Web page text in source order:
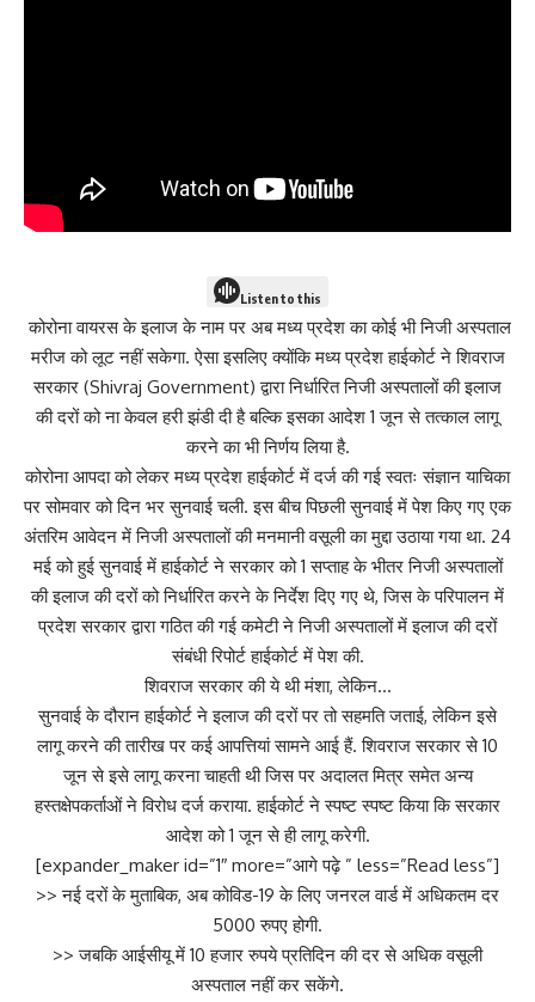
Listen to this
कोरोना वायरस के इलाज के नाम पर अब मध्‍य प्रदेश का कोई भी निजी अस्पताल
मरीज को लूट नहीं सकेगा. ऐसा इसलिए क्योंकि मध्य प्रदेश हाईकोर्ट ने शिवराज
सरकार (Shivraj Government) द्वारा निर्धारित निजी अस्पतालों की इलाज
की दरों को ना केवल हरी झंडी दी है बल्कि इसका आदेश 1 जून से तत्काल लागू
करने का भी निर्णय लिया है.
कोरोना आपदा को लेकर मध्य प्रदेश हाईकोर्ट में दर्ज की गई स्वतः संज्ञान याचिका
पर सोमवार को दिन भर सुनवाई चली. इस बीच पिछली सुनवाई में पेश किए गए एक
अंतरिम आवेदन में निजी अस्पतालों की मनमानी वसूली का मुद्दा उठाया गया था. 24
मई को हुई सुनवाई में हाईकोर्ट ने सरकार को 1 सप्ताह के भीतर निजी अस्पतालों
की इलाज की दरों को निर्धारित करने के निर्देश दिए गए थे, जिस के परिपालन में
प्रदेश सरकार द्वारा गठित की गई कमेटी ने निजी अस्पतालों में इलाज की दरों
संबंधी रिपोर्ट हाईकोर्ट में पेश की.
शिवराज सरकार की ये थी मंशा, लेकिन…
सुनवाई के दौरान हाईकोर्ट ने इलाज की दरों पर तो सहमति जताई, लेकिन इसे
लागू करने की तारीख पर कई आपत्तियां सामने आई हैं. शिवराज सरकार से 10
जून से इसे लागू करना चाहती थी जिस पर अदालत मित्र समेत अन्य
हस्तक्षेपकर्ताओं ने विरोध दर्ज कराया. हाईकोर्ट ने स्पष्ट स्पष्ट किया कि सरकार
आदेश को 1 जून से ही लागू करेगी.
[expander_maker id=”1″ more=”आगे पढ़े ” less=”Read less”]
>> नई दरों के मुताबिक, अब कोविड-19 के लिए जनरल वार्ड में अधिकतम दर
5000 रुपए होगी.
>> जबकि आईसीयू में 10 हजार रुपये प्रतिदिन की दर से अधिक वसूली
अस्पताल नहीं कर सकेंगे.